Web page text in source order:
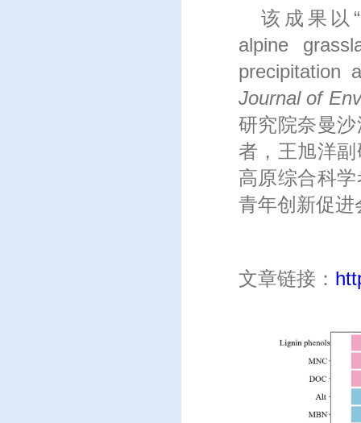
该成果以
alpine
Journal of
研究院奈曼
者，王旭洋
高原综合科
青年创新促进
文章链接：